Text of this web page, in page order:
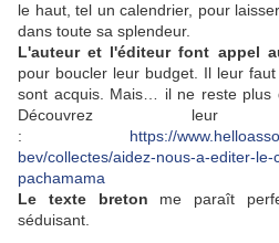
le haut, tel un calendrier, pour
dans toute sa splendeur.
L'auteur et l'éditeur font appel
pour boucler leur budget. Il leur
sont acquis. Mais… il ne reste plus
Découvrez
: https://
bev/collectes/aidez-nous-a-editer-
pachamama
Le texte breton me paraît
séduisant.